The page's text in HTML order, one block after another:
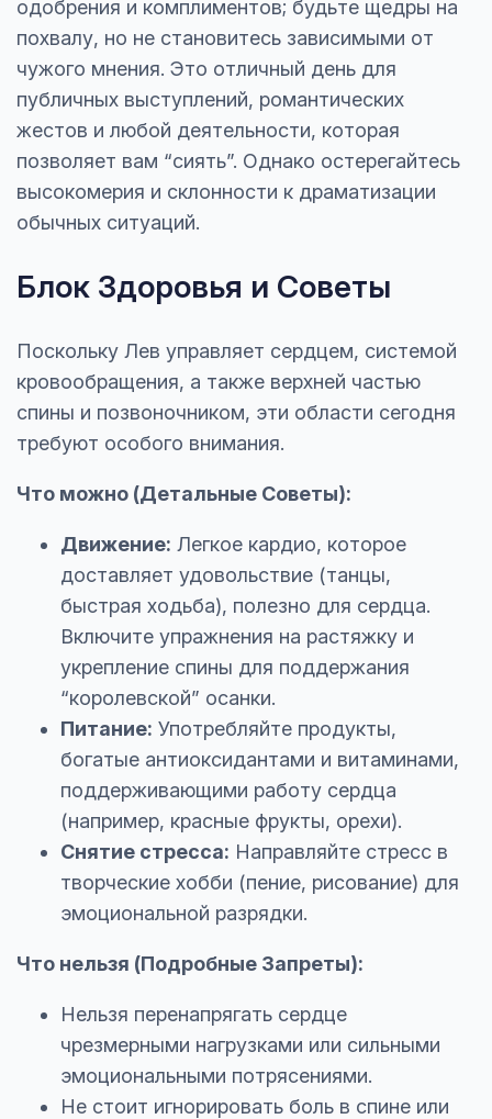
одобрения и комплиментов; будьте щедры на
похвалу, но не становитесь зависимыми от
чужого мнения. Это отличный день для
публичных выступлений, романтических
жестов и любой деятельности, которая
позволяет вам “сиять”. Однако остерегайтесь
высокомерия и склонности к драматизации
обычных ситуаций.
Блок Здоровья и Советы
Поскольку Лев управляет сердцем, системой
кровообращения, а также верхней частью
спины и позвоночником, эти области сегодня
требуют особого внимания.
Что можно (Детальные Советы):
Движение: Легкое кардио, которое
доставляет удовольствие (танцы,
быстрая ходьба), полезно для сердца.
Включите упражнения на растяжку и
укрепление спины для поддержания
“королевской” осанки.
Питание: Употребляйте продукты,
богатые антиоксидантами и витаминами,
поддерживающими работу сердца
(например, красные фрукты, орехи).
Снятие стресса: Направляйте стресс в
творческие хобби (пение, рисование) для
эмоциональной разрядки.
Что нельзя (Подробные Запреты):
Нельзя перенапрягать сердце
чрезмерными нагрузками или сильными
эмоциональными потрясениями.
Не стоит игнорировать боль в спине или